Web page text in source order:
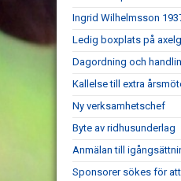
Ingrid Wilhelmsson
Ledig boxplats på
Dagordning och
Kallelse till extra
Ny verksamhetschef
Byte av ridhusunderlag
Anmälan till
Sponsorer sökes för